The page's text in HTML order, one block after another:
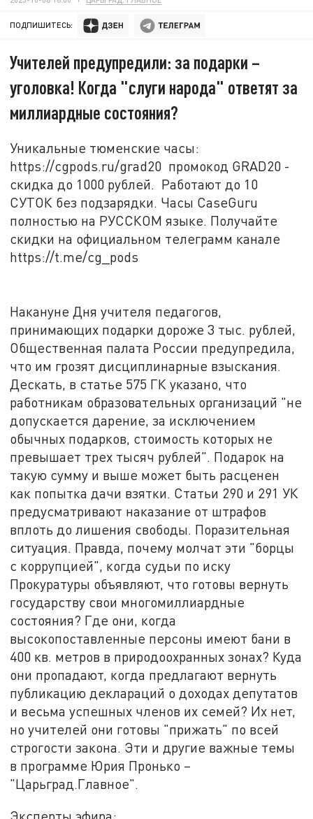
ПОДПИШИТЕСЬ:
Учителей предупредили: за подарки –
уголовка! Когда "слуги народа" ответят за
миллиардные состояния?
Уникальные тюменские часы:
https://cgpods.ru/grad20 промокод GRAD20 -
скидка до 1000 рублей. Работают до 10
СУТОК без подзарядки. Часы CaseGuru
полностью на РУССКОМ языке. Получайте
скидки на официальном телеграмм канале
https://t.me/cg_pods
Накануне Дня учителя педагогов,
принимающих подарки дороже 3 тыс. рублей,
Общественная палата России предупредила,
что им грозят дисциплинарные взыскания.
Дескать, в статье 575 ГК указано, что
работникам образовательных организаций "не
допускается дарение, за исключением
обычных подарков, стоимость которых не
превышает трех тысяч рублей". Подарок на
такую сумму и выше может быть расценен
как попытка дачи взятки. Статьи 290 и 291 УК
предусматривают наказание от штрафов
вплоть до лишения свободы. Поразительная
ситуация. Правда, почему молчат эти "борцы
с коррупцией", когда судьи по иску
Прокуратуры объявляют, что готовы вернуть
государству свои многомиллиардные
состояния? Где они, когда
высокопоставленные персоны имеют бани в
400 кв. метров в природоохранных зонах? Куда
они пропадают, когда предлагают вернуть
публикацию деклараций о доходах депутатов
и весьма успешных членов их семей? Их нет,
но учителей они готовы "прижать" по всей
строгости закона. Эти и другие важные темы
в программе Юрия Пронько –
"Царьград.Главное".
Эксперты эфира: